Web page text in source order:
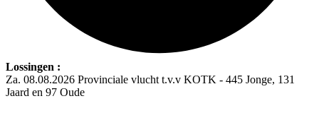
Lossingen :
Za. 08.08.2026 Provinciale vlucht t.v.v KOTK - 445 Jonge, 131
Jaard en 97 Oude